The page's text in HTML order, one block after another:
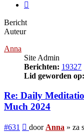
Bericht
Auteur
Anna
Site Admin
Berichten: 19327
Lid geworden op:
Re: Daily
Much 2024
#631 Bericht
door Anna » za